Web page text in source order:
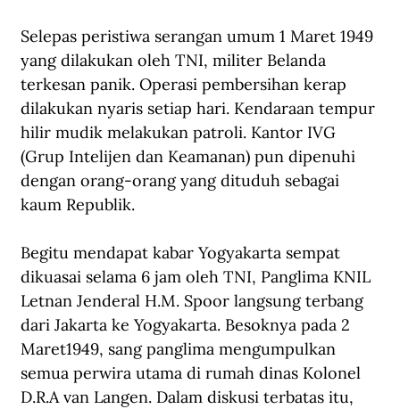
Selepas peristiwa serangan umum 1 Maret 1949
yang dilakukan oleh TNI, militer Belanda
terkesan panik. Operasi pembersihan kerap
dilakukan nyaris setiap hari. Kendaraan tempur
hilir mudik melakukan patroli. Kantor IVG
(Grup Intelijen dan Keamanan) pun dipenuhi
dengan orang-orang yang dituduh sebagai
kaum Republik.
Begitu mendapat kabar Yogyakarta sempat
dikuasai selama 6 jam oleh TNI, Panglima KNIL
Letnan Jenderal H.M. Spoor langsung terbang
dari Jakarta ke Yogyakarta. Besoknya pada 2
Maret1949, sang panglima mengumpulkan
semua perwira utama di rumah dinas Kolonel
D.R.A van Langen. Dalam diskusi terbatas itu,